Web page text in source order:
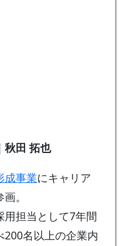
秋田 拓也
成事業にキャリア
。
用担当として7年間
名以上の企業内